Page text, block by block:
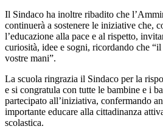
Il Sindaco ha inoltre ribadito che
continuerà a sostenere le iniziative che,
l’educazione alla pace e al rispetto,
curiosità, idee e sogni, ricordando che
vostre mani”.
La scuola ringrazia il Sindaco per la
e si congratula con tutte le bambine e i
partecipato all’iniziativa, confermando
importante educare alla cittadinanza
scolastica.